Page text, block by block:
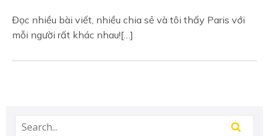
Đọc nhiều bài viết, nhiều chia sẻ và tôi thấy Paris với
mỗi người rất khác nhau![…]